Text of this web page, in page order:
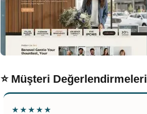
⭐ Müşteri Değerlendirmeleri
★★★★★